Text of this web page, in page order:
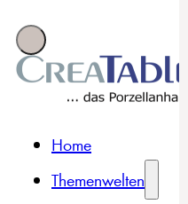
Home
Themenwelten